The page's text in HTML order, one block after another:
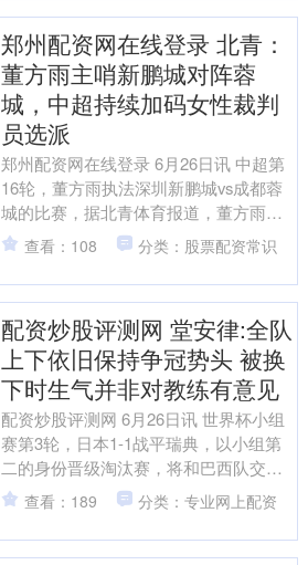
郑州配资网在线登录 北青：
董方雨主哨新鹏城对阵蓉
城，中超持续加码女性裁判
员选派
郑州配资网在线登录 6月26日讯 中超第
16轮，董方雨执法深圳新鹏城vs成都蓉
城的比赛，据北青体育报道，董方雨主
哨新鹏城对阵蓉城焦点战，中超持续加
码女性裁判员选....
查看：108 分类：股票配资常识
配资炒股评测网 堂安律:全队
上下依旧保持争冠势头 被换
下时生气并非对教练有意见
配资炒股评测网 6月26日讯 世界杯小组
赛第3轮，日本￼1-1战平瑞典，以小组第
二的身份晋级淘汰赛，将和巴西队交
手。 据日媒“Gekisaka”报道，赛后首发
出....
查看：189 分类：专业网上配资